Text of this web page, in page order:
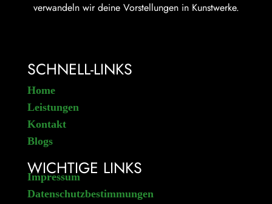
verwandeln wir deine Vorstellungen in Kunstwerke.
SCHNELL-LINKS
Home
Leistungen
Kontakt
Blogs
WICHTIGE LINKS
Impressum
Datenschutzbestimmungen